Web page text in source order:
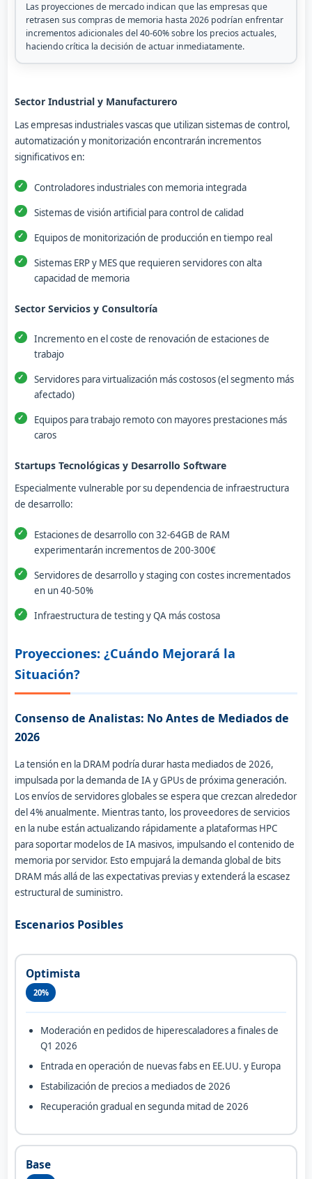
Las proyecciones de mercado indican que las empresas que
retrasen sus compras de memoria hasta 2026 podrían enfrentar
incrementos adicionales del 40-60% sobre los precios actuales,
haciendo crítica la decisión de actuar inmediatamente.
Sector Industrial y Manufacturero
Las empresas industriales vascas que utilizan sistemas de control,
automatización y monitorización encontrarán incrementos
significativos en:
Controladores industriales con memoria integrada
Sistemas de visión artificial para control de calidad
Equipos de monitorización de producción en tiempo real
Sistemas ERP y MES que requieren servidores con alta
capacidad de memoria
Sector Servicios y Consultoría
Incremento en el coste de renovación de estaciones de
trabajo
Servidores para virtualización más costosos (el segmento más
afectado)
Equipos para trabajo remoto con mayores prestaciones más
caros
Startups Tecnológicas y Desarrollo Software
Especialmente vulnerable por su dependencia de infraestructura
de desarrollo:
Estaciones de desarrollo con 32-64GB de RAM
experimentarán incrementos de 200-300€
Servidores de desarrollo y staging con costes incrementados
en un 40-50%
Infraestructura de testing y QA más costosa
Proyecciones: ¿Cuándo Mejorará la
Situación?
Consenso de Analistas: No Antes de Mediados de
2026
La tensión en la DRAM podría durar hasta mediados de 2026,
impulsada por la demanda de IA y GPUs de próxima generación.
Los envíos de servidores globales se espera que crezcan alrededor
del 4% anualmente. Mientras tanto, los proveedores de servicios
en la nube están actualizando rápidamente a plataformas HPC
para soportar modelos de IA masivos, impulsando el contenido de
memoria por servidor. Esto empujará la demanda global de bits
DRAM más allá de las expectativas previas y extenderá la escasez
estructural de suministro.
Escenarios Posibles
Optimista
20%
Moderación en pedidos de hiperescaladores a finales de
Q1 2026
Entrada en operación de nuevas fabs en EE.UU. y Europa
Estabilización de precios a mediados de 2026
Recuperación gradual en segunda mitad de 2026
Base